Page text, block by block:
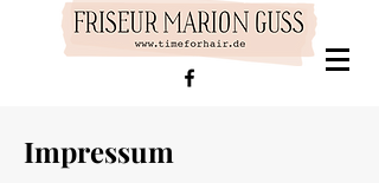
Impressum